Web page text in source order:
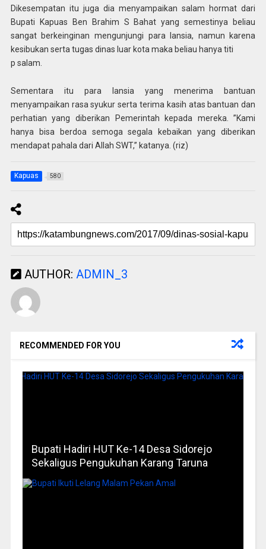
Dikesempatan itu juga dia menyampaikan salam hormat dari
Bupati Kapuas Ben Brahim S Bahat yang semestinya beliau
sangat berkeinginan mengunjungi para lansia, namun karena
kesibukan serta tugas dinas luar kota maka beliau hanya titi
p salam.
Sementara itu para lansia yang menerima bantuan
menyampaikan rasa syukur serta terima kasih atas bantuan dan
perhatian yang diberikan Pemerintah kepada mereka. ”Kami
hanya bisa berdoa semoga segala kebaikan yang diberikan
mendapat pahala dari Allah SWT,” katanya. (riz)
Kapuas 580
AUTHOR: ADMIN_3
RECOMMENDED FOR YOU
Bupati Hadiri HUT Ke-14 Desa Sidorejo
Sekaligus Pengukuhan Karang Taruna